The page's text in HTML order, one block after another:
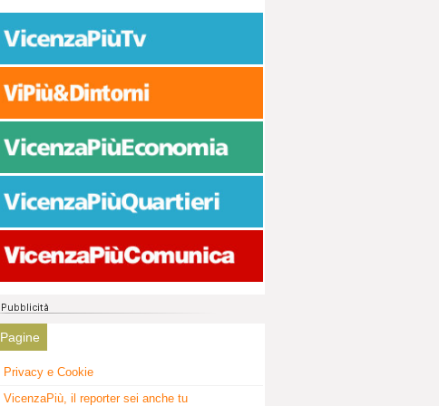
Pagine
Privacy e Cookie
VicenzaPiù, il reporter sei anche tu